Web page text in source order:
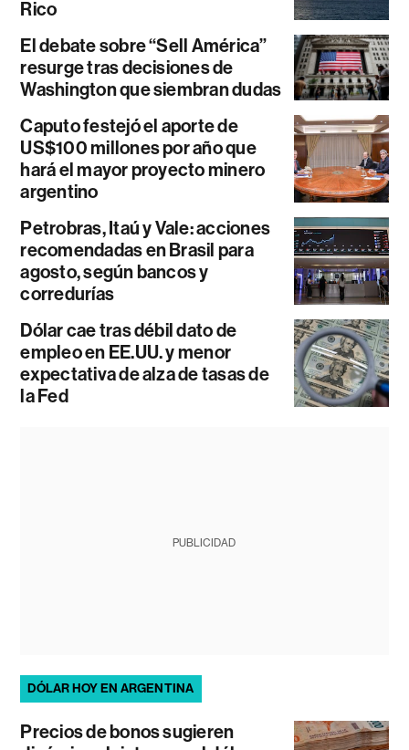
Rico
El debate sobre “Sell América”
resurge tras decisiones de
Washington que siembran dudas
Caputo festejó el aporte de
US$100 millones por año que
hará el mayor proyecto minero
argentino
Petrobras, Itaú y Vale: acciones
recomendadas en Brasil para
agosto, según bancos y
corredurías
Dólar cae tras débil dato de
empleo en EE.UU. y menor
expectativa de alza de tasas de
la Fed
PUBLICIDAD
DÓLAR HOY EN ARGENTINA
Precios de bonos sugieren